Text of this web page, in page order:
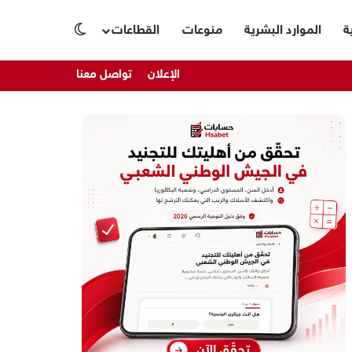
الموارد البشرية منوعات القطاعات
الإعلان تواصل معنا